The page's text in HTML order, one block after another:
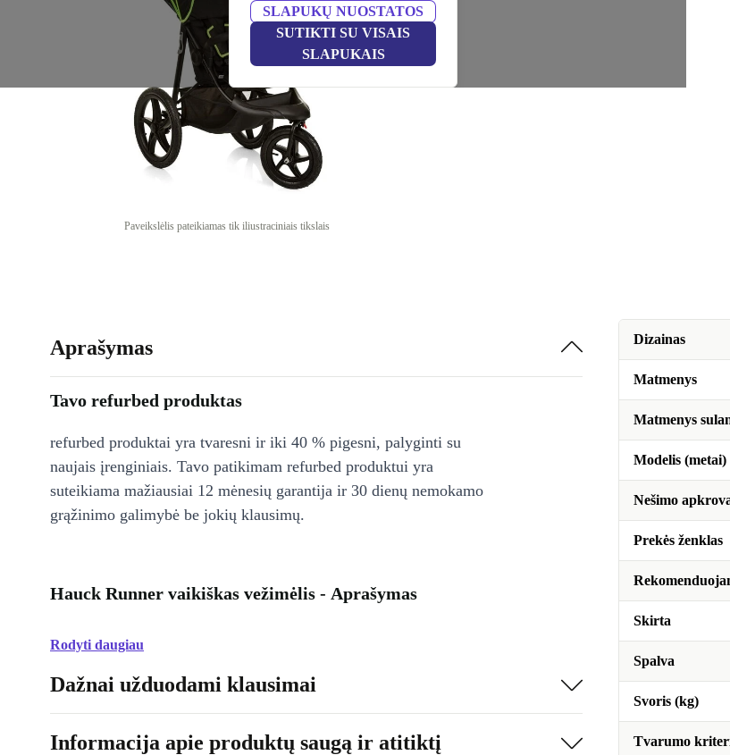
SLAPUKŲ NUOSTATOS
SUTIKTI SU VISAIS
SLAPUKAIS
Paveikslėlis pateikiamas tik iliustraciniais tikslais
Dizainas
Matmenys
Matmenys
Modelis (metai)
Nešimo
Prekės ženklas
Skirta
Spalva
Svoris (kg)
Tvarumo
Aprašymas
Tavo refurbed produktas
refurbed produktai yra tvaresni ir iki 40 % pigesni, palyginti su
naujais įrenginiais. Tavo patikimam refurbed produktui yra
suteikiama mažiausiai 12 mėnesių garantija ir 30 dienų nemokamo
grąžinimo galimybė be jokių klausimų.
Hauck Runner vaikiškas vežimėlis - Aprašymas
Rodyti daugiau
Dažnai užduodami klausimai
Informacija apie produktų saugą ir atitiktį